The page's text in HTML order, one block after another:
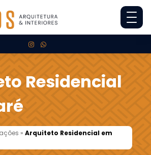
Residencial
»Arquiteto Residencial em